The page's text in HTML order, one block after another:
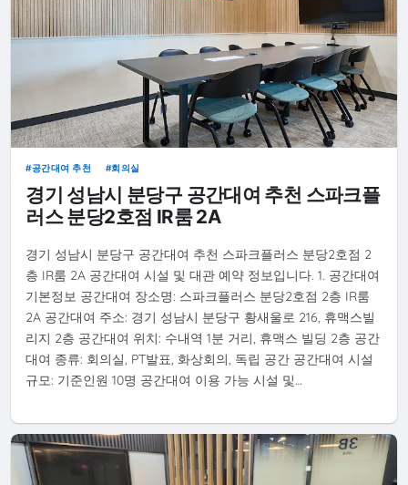
공간대여 추천 회의실
경기 성남시 분당구 공간대여 추천 스파크플
러스 분당2호점 IR룸 2A
경기 성남시 분당구 공간대여 추천 스파크플러스 분당2호점 2
층 IR룸 2A 공간대여 시설 및 대관 예약 정보입니다. 1. 공간대여
기본정보 공간대여 장소명: 스파크플러스 분당2호점 2층 IR룸
2A 공간대여 주소: 경기 성남시 분당구 황새울로 216, 휴맥스빌
리지 2층 공간대여 위치: 수내역 1분 거리, 휴맥스 빌딩 2층 공간
대여 종류: 회의실, PT발표, 화상회의, 독립 공간 공간대여 시설
규모: 기준인원 10명 공간대여 이용 가능 시설 및…